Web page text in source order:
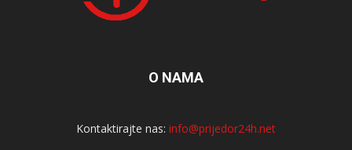
O NAMA
Kontaktirajte nas: info@prijedor24h.net